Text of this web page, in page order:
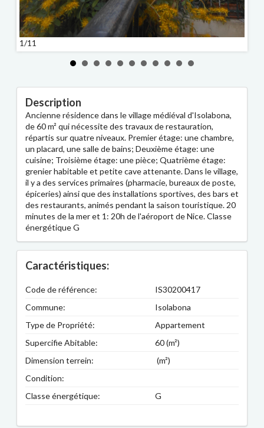
1/11
Description
Ancienne résidence dans le village médiéval d'Isolabona,
de 60 m² qui nécessite des travaux de restauration,
répartis sur quatre niveaux. Premier étage: une chambre,
un placard, une salle de bains; Deuxième étage: une
cuisine; Troisième étage: une pièce; Quatrième étage:
grenier habitable et petite cave attenante. Dans le village,
il y a des services primaires (pharmacie, bureaux de poste,
épiceries) ainsi que des installations sportives, des bars et
des restaurants, animés pendant la saison touristique. 20
minutes de la mer et 1: 20h de l'aéroport de Nice. Classe
énergétique G
Caractéristiques:
Code de référence:
IS30200417
Commune:
Isolabona
Type de Propriété:
Appartement
Supercifie Abitable:
60 (m²)
Dimension terrein:
(m²)
Condition:
Classe énergétique:
G